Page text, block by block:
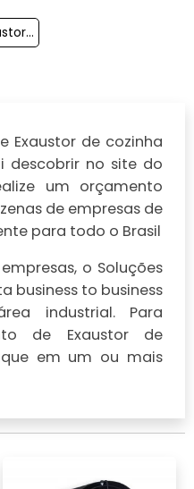
Exaustor Centrífugo Radial
Exaustor de cozinha
descobrir no site do
um orçamento
de empresas de
para todo o Brasil
o Soluções
business to business
industrial. Para
de Exaustor de
em um ou mais